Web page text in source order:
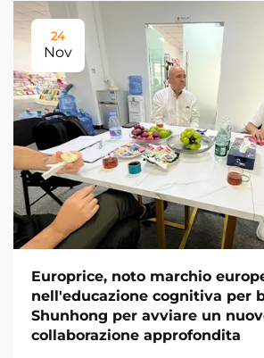
24
Nov
Europrice, noto marchio
nell'educazione cognitiva per
Shunhong per avviare un
collaborazione approfondita